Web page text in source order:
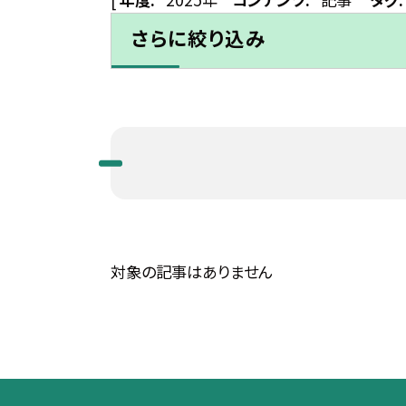
さらに絞り込み
対象の記事はありません